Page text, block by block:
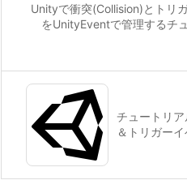
Unityで衝突(Collision)とトリ
をUnityEventで管理するチ
チュートリ
＆トリガー